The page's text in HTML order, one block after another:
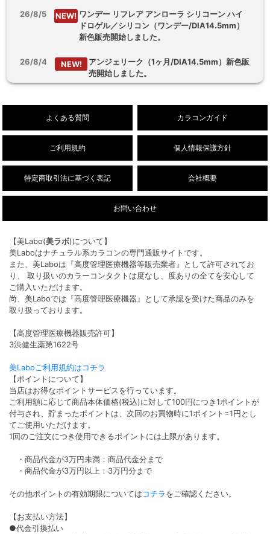
26/8/5 NEW! ワンデー リフレア アンローラ シリコーン ハイ
ドロゲル／シリコン（ワンデー/DIA14.5mm）
新色販売開始しました。
26/8/4 NEW!
アンジェリーク（1ヶ月/DIA14.5mm）新色販
売開始しました。
よくある質問 カラコンガイド
ご利用規約 個人情報保護方針
特定商取引法に基づく表記 会社概要
お問い合わせ
【美Labo(美ラボ)について】
美Laboはナチュラル系カラコンの専門通販サイトです。
また、美Laboは『高度管理医療機器等販売業者』として許可されてお
り、 取り扱いのカラーコンタクトは度なし、度ありの全てを安心して
ご購入いただけます。
尚、美Laboでは『高度管理医療機器』として承認を受けた商品のみを
取り扱っております。
【高度管理医療機器販売許可】
3渋健生薬第1622号
美Laboご利用規約はコチラ
【ポイントについて】
当店はお得なポイントサービスを行っています。
ご利用額に応じて商品本体価格(税込)に対して100円につき1ポイントが
付与され、貯まったポイントは、次回のお買物時に1ポイント=1円とし
てご使用いただけます。
1回のご注文につき使用できるポイントには上限があります。
・商品代金が3万円未満：商品代金分まで
・商品代金が3万円以上：3万円分まで
その他ポイントの有効期限についてはコチラをご確認ください。
【お支払い方法】
●代金引換払い